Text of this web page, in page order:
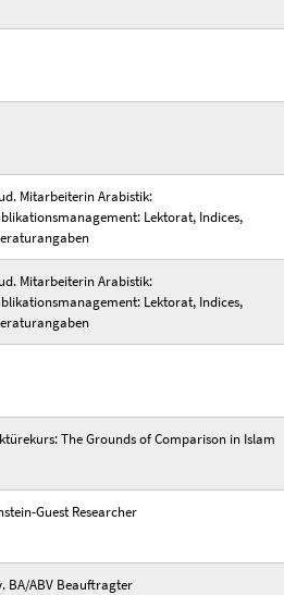
Mitarbeiterin Arabistik:
Lektorat, Indices,
Mitarbeiterin Arabistik:
Lektorat, Indices,
The Grounds of Comparison in Islam
Guest Researcher
BA/ABV Beauftragter